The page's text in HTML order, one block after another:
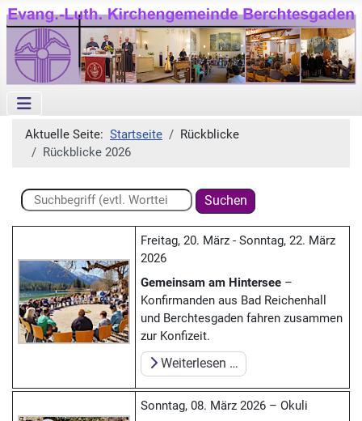
Aktuelle Seite: Startseite
Rückblicke
Rückblicke 2026
Suchen ...
Suchen
Freitag, 20. März - Sonntag, 22. März
2026
Gemeinsam am Hintersee –
Konfirmanden aus Bad Reichenhall
und Berchtesgaden fahren zusammen
zur Konfizeit.
Weiterlesen …
Sonntag, 08. März 2026 – Okuli